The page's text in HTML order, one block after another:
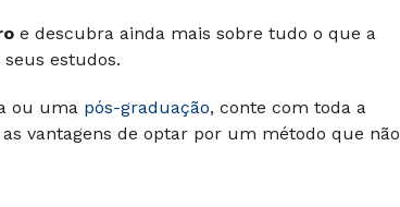
e descubra ainda mais sobre tudo o que a
estudos.
ou uma pós-graduação, conte com toda a
vantagens de optar por um método que não